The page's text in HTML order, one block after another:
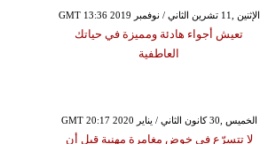
GMT 13:36 2019 الإثنين ,11 تشرين الثاني / نوفمبر
تعيش أجواء هادئة ومميزة في حياتك
العاطفية
GMT 20:17 2020 الخميس ,30 كانون الثاني / يناير
لا تتسرّع في خوض مغامرة مهنية قبل أن